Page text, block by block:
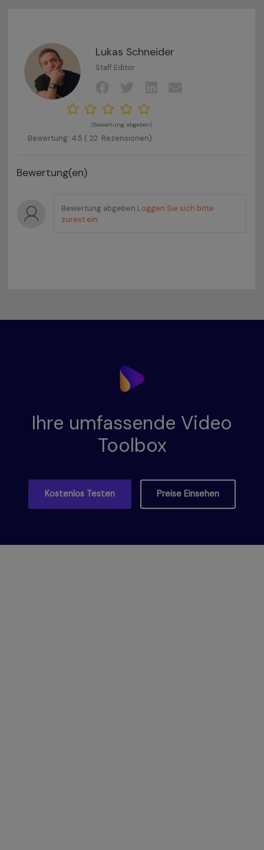
Lukas Schneider
Staff Editor
(Bewertung abgeben)
Bewertung: 4.5 ( 22 Rezensionen)
Bewertung(en)
Bewertung abgeben Loggen Sie sich bitte
zurest ein.
Ihre umfassende Video
Toolbox
Kostenlos Testen Preise Einsehen